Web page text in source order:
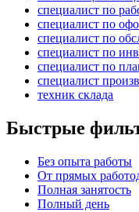
специалист по
специалист по
специалист по
специалист по
специалист по
специалист
техник склада
Быстрые
Без опыта работы
От прямых
Полная занятость
Полный день